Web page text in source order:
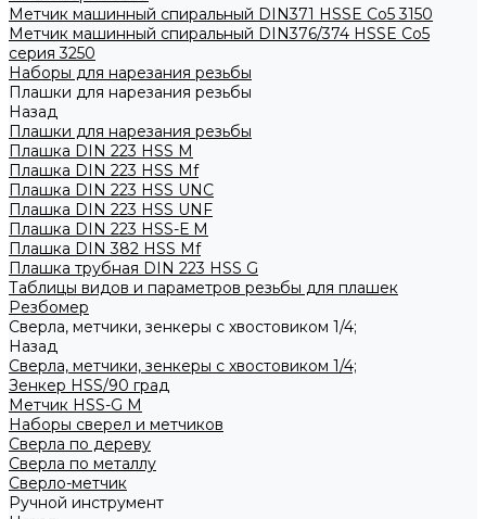
Метчик машинный спиральный DIN371 HSSE Co5 3150
Метчик машинный спиральный DIN376/374 HSSE Co5
серия 3250
Наборы для нарезания резьбы
Плашки для нарезания резьбы
Назад
Плашки для нарезания резьбы
Плашка DIN 223 HSS M
Плашка DIN 223 HSS Mf
Плашка DIN 223 HSS UNC
Плашка DIN 223 HSS UNF
Плашка DIN 223 HSS-Е M
Плашка DIN 382 HSS Mf
Плашка трубная DIN 223 HSS G
Таблицы видов и параметров резьбы для плашек
Резбомер
Сверла, метчики, зенкеры с хвостовиком 1/4;
Назад
Сверла, метчики, зенкеры с хвостовиком 1/4;
Зенкер HSS/90 град
Метчик HSS-G М
Наборы сверел и метчиков
Сверла по дереву
Сверла по металлу
Сверло-метчик
Ручной инструмент